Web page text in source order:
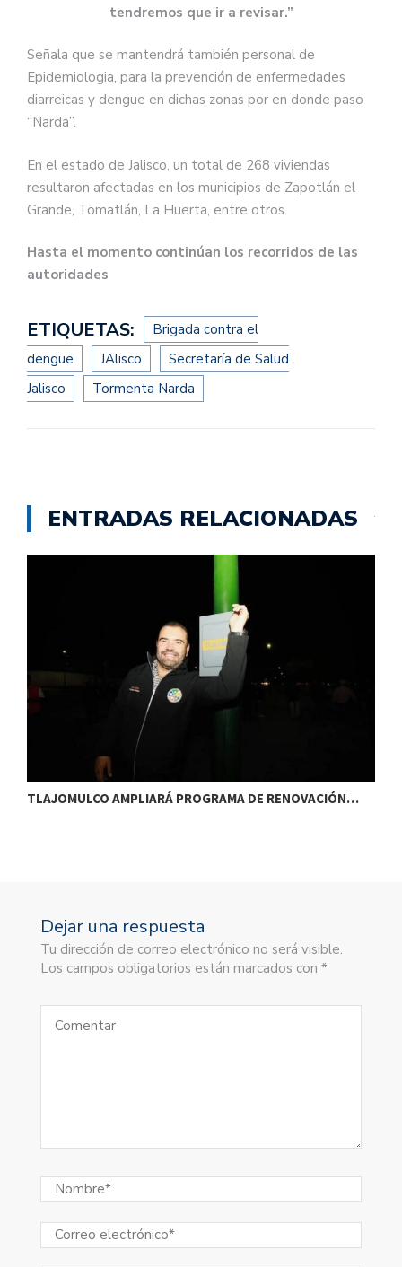
tendremos que ir a revisar.”
Señala que se mantendrá también personal de
Epidemiologia, para la prevención de enfermedades
diarreicas y dengue en dichas zonas por en donde paso
“Narda”.
En el estado de Jalisco, un total de 268 viviendas
resultaron afectadas en los municipios de Zapotlán el
Grande, Tomatlán, La Huerta, entre otros.
Hasta el momento continúan los recorridos de las
autoridades
ETIQUETAS:
Brigada contra el
dengue
JAlisco
Secretaría de Salud
Jalisco
Tormenta Narda
ENTRADAS RELACIONADAS
TLAJOMULCO AMPLIARÁ PROGRAMA DE RENOVACIÓN…
Dejar una respuesta
Tu dirección de correo electrónico no será visible.
Los campos obligatorios están marcados con *